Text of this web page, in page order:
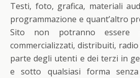
Testi, foto, grafica, materiali
programmazione e quant’altro
Sito non potranno essere
commercializzati, distribuiti,
parte degli utenti e dei terzi in
e sotto qualsiasi forma